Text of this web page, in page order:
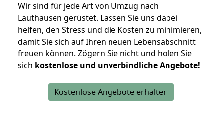
Wir sind für jede Art von Umzug nach
Lauthausen gerüstet. Lassen Sie uns dabei
helfen, den Stress und die Kosten zu minimieren,
damit Sie sich auf Ihren neuen Lebensabschnitt
freuen können. Zögern Sie nicht und holen Sie
sich kostenlose und unverbindliche Angebote!
Kostenlose Angebote erhalten